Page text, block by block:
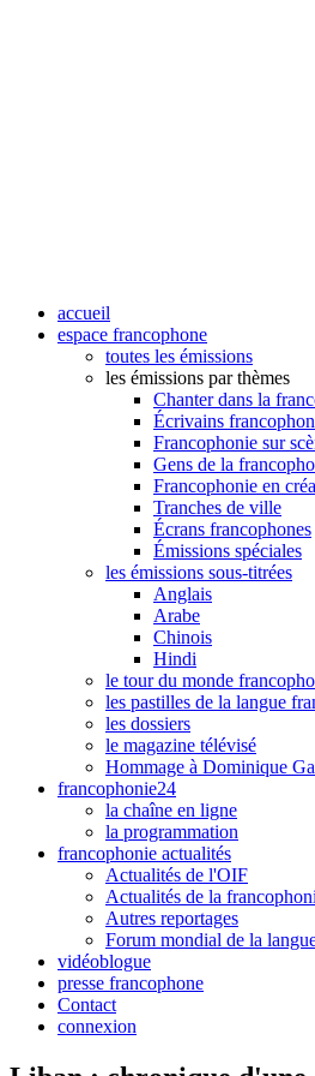
accueil
espace francophone
toutes les émissions
les émissions par thèmes
Chanter dans la
Écrivains
Francophonie sur
Gens de la
Francophonie en
Tranches de ville
Écrans francophones
Émissions spéciales
les émissions sous-titrées
Anglais
Arabe
Chinois
Hindi
le tour du monde
les pastilles de la langue
les dossiers
le magazine télévisé
Hommage à Dominique
francophonie24
la chaîne en ligne
la programmation
francophonie actualités
Actualités de l'OIF
Actualités de la
Autres reportages
Forum mondial de la
vidéoblogue
presse francophone
Contact
connexion